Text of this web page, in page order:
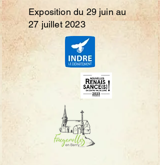
Exposition du 29 juin au
27 juillet 2023